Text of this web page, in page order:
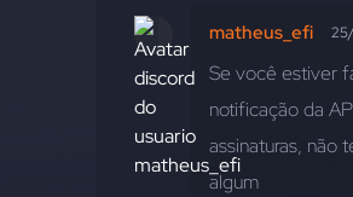
matheus_efi
Se você estiver
notificação da
assinaturas, não
algum